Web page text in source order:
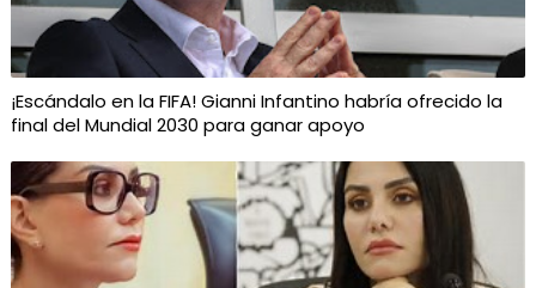
¡Escándalo en la FIFA! Gianni Infantino habría ofrecido la
final del Mundial 2030 para ganar apoyo